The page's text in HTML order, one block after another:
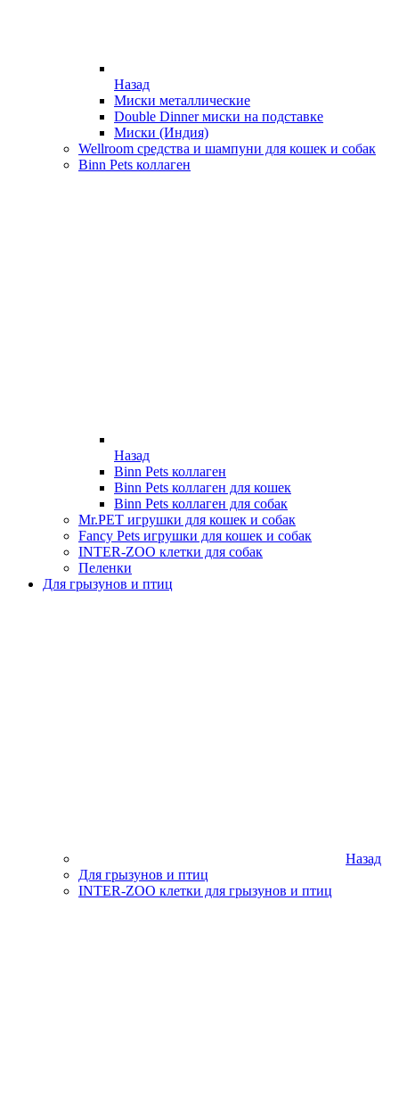
Назад
Миски металлические
Double Dinner миски на подставке
Миски (Индия)
Wellroom средства и шампуни для кошек и собак
Binn Pets коллаген
Назад
Binn Pets коллаген
Binn Pets коллаген для кошек
Binn Pets коллаген для собак
Mr.PET игрушки для кошек и собак
Fancy Pets игрушки для кошек и собак
INTER-ZOO клетки для собак
Пеленки
Для грызунов и птиц
Назад
Для грызунов и птиц
INTER-ZOO клетки для грызунов и птиц